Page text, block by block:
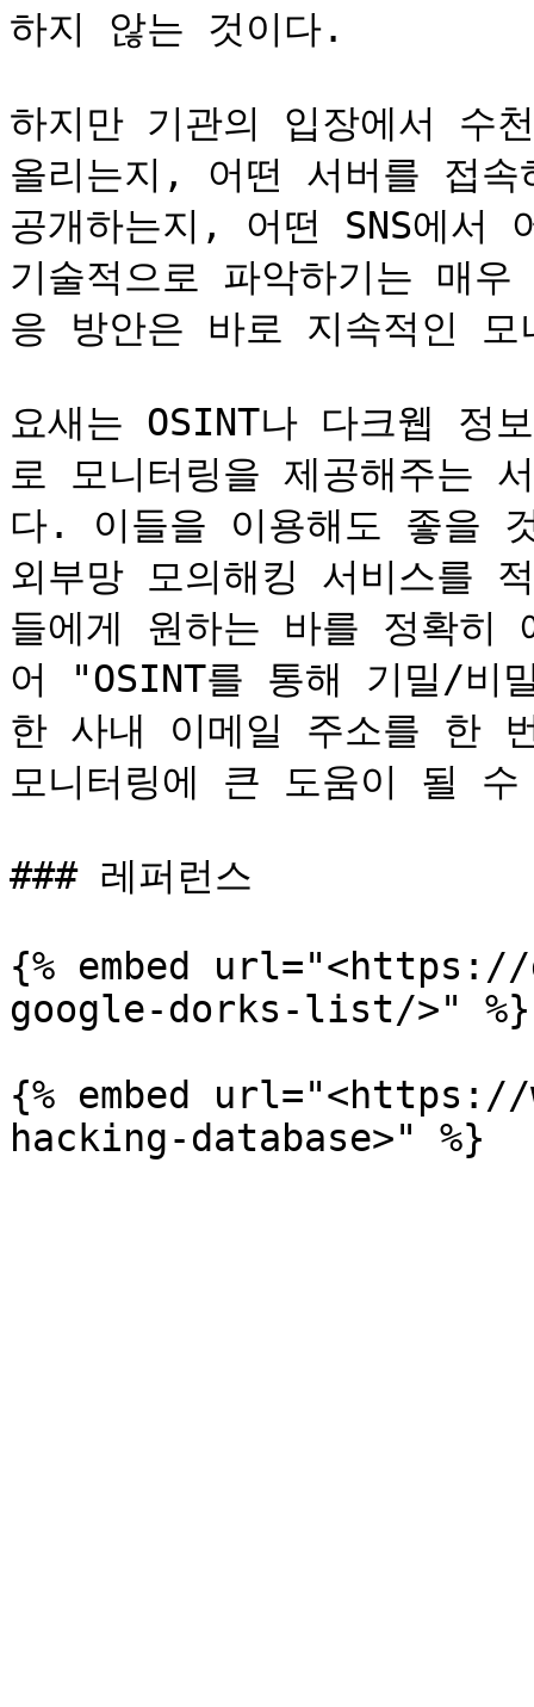
하지 않는 것이다.
하지만 기관의 입장에서 수
올리는지, 어떤 서버를 접
공개하는지, 어떤 SNS에서
기술적으로 파악하기는 매
응 방안은 바로 지속적인 모
요새는 OSINT나 다크웹 정
로 모니터링을 제공해주는
다. 이들을 이용해도 좋을
외부망 모의해킹 서비스를
들에게 원하는 바를 정확
어 "OSINT를 통해 기밀/비
한 사내 이메일 주소를 한
모니터링에 큰 도움이 될
### 레퍼런스
{% embed
google-dorks-list/>" %}
{% embed